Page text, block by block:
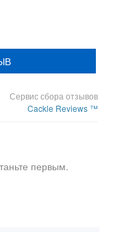
Сервис сбора отзывов
Cackle Reviews ™
первым.